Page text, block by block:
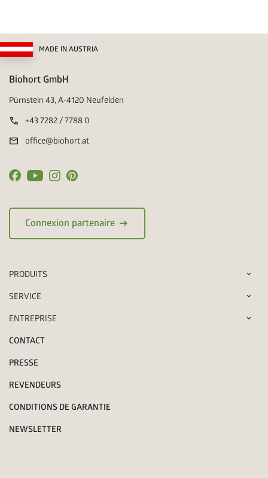
MADE IN AUSTRIA
Biohort GmbH
Pürnstein 43, A-4120 Neufelden
call +43 7282 / 7788 0
mail office@biohort.at
Connexion partenaire arrow_right_alt
PRODUITS
SERVICE
ENTREPRISE
CONTACT
PRESSE
REVENDEURS
CONDITIONS DE GARANTIE
NEWSLETTER